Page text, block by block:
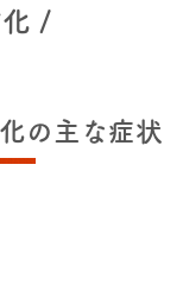
/
の主な症状